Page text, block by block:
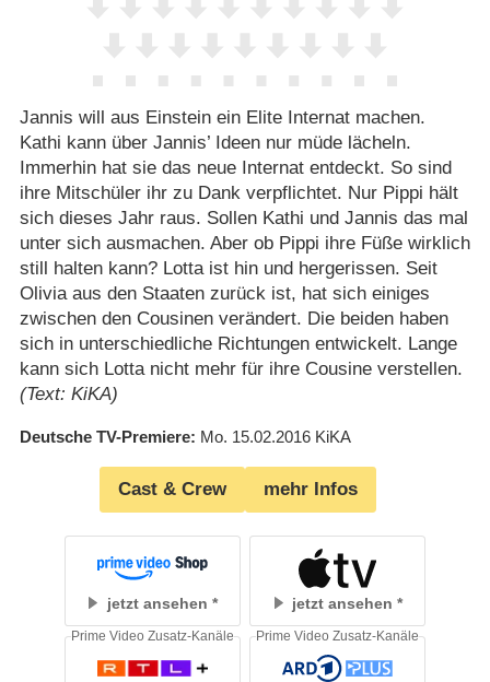
Jannis will aus Einstein ein Elite Internat machen.
Kathi kann über Jannis’ Ideen nur müde lächeln.
Immerhin hat sie das neue Internat entdeckt. So sind
ihre Mitschüler ihr zu Dank verpflichtet. Nur Pippi hält
sich dieses Jahr raus. Sollen Kathi und Jannis das mal
unter sich ausmachen. Aber ob Pippi ihre Füße wirklich
still halten kann? Lotta ist hin und hergerissen. Seit
Olivia aus den Staaten zurück ist, hat sich einiges
zwischen den Cousinen verändert. Die beiden haben
sich in unterschiedliche Richtungen entwickelt. Lange
kann sich Lotta nicht mehr für ihre Cousine verstellen.
(Text: KiKA)
Deutsche TV-Premiere Mo. 15.02.2016 KiKA
Cast & Crew mehr Infos
jetzt ansehen jetzt ansehen
Prime Video Zusatz-Kanäle Prime Video Zusatz-Kanäle